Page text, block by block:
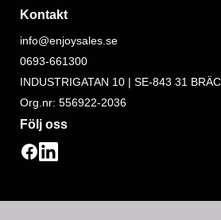
Kontakt
info@enjoysales.se
0693-661300
INDUSTRIGATAN 10 | SE-843 31
Org.nr: 556922-2036
Följ oss